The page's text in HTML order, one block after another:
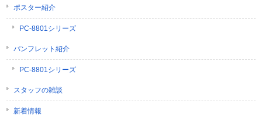
ポスター紹介
PC-8801シリーズ
パンフレット紹介
PC-8801シリーズ
スタッフの雑談
新着情報